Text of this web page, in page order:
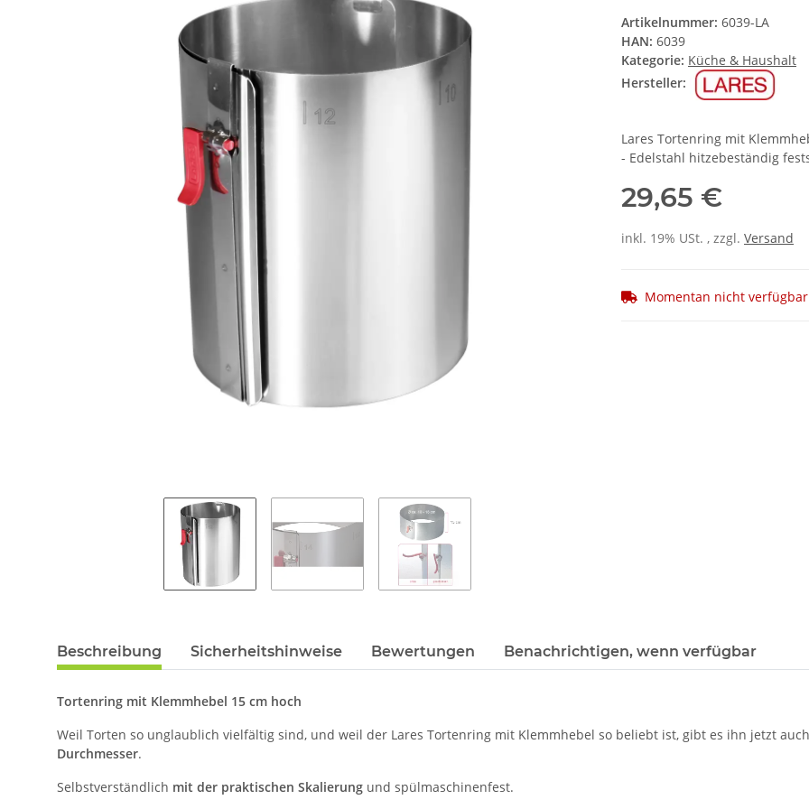
Artikelnummer: 6039-LA
HAN: 6039
Kategorie: Küche & Haushalt
Hersteller:
Lares Tortenring mit
- Edelstahl hitzebeständig
29,65 €
inkl. 19% USt. , zzgl. Versand
Momentan nicht verfügbar
Beschreibung Sicherheitshinweise Bewertungen Benachrichtigen, wenn verfügbar
Tortenring mit Klemmhebel 15 cm hoch
Weil Torten so unglaublich vielfältig sind, und weil der Lares Tortenring mit Klemmhebel so beliebt ist, gibt es ihn jetzt
Durchmesser.
Selbstverständlich mit der praktischen Skalierung und spülmaschinenfest.